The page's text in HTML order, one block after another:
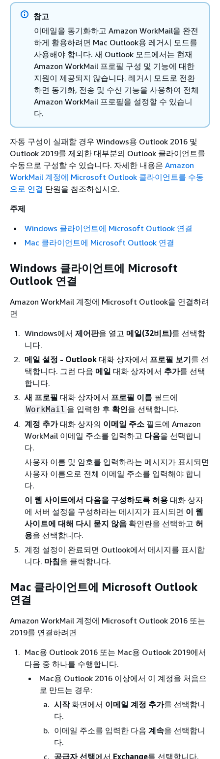
참고
이메일을 동기화하고 Amazon WorkMail을 완전
하게 활용하려면 Mac Outlook용 레거시 모드를
사용해야 합니다. 새 Outlook 모드에서는 현재
Amazon WorkMail 프로필 구성 및 기능에 대한
지원이 제공되지 않습니다. 레거시 모드로 전환
하면 동기화, 전송 및 수신 기능을 사용하여 전체
Amazon WorkMail 프로필을 설정할 수 있습니
다.
자동 구성이 실패할 경우 Windows용 Outlook 2016 및
Outlook 2019를 제외한 대부분의 Outlook 클라이언트를
수동으로 구성할 수 있습니다. 자세한 내용은 Amazon
WorkMail 계정에 Microsoft Outlook 클라이언트를 수동
으로 연결 단원을 참조하십시오.
주제
Windows 클라이언트에 Microsoft Outlook 연결
Mac 클라이언트에 Microsoft Outlook 연결
Windows 클라이언트에 Microsoft
Outlook 연결
Amazon WorkMail 계정에 Microsoft Outlook을 연결하려
면
Windows에서 제어판을 열고 메일(32비트)를 선택합
니다.
메일 설정 - Outlook 대화 상자에서 프로필 보기를 선
택합니다. 그런 다음 메일 대화 상자에서 추가를 선택
합니다.
새 프로필 대화 상자에서 프로필 이름 필드에
WorkMail 을 입력한 후 확인을 선택합니다.
계정 추가대화 상자의 이메일 주소 필드에 Amazon
WorkMail 이메일 주소를 입력하고 다음을 선택합니
다.
사용자 이름 및 암호를 입력하라는 메시지가 표시되면
사용자 이름으로 전체 이메일 주소를 입력해야 합니
다.
이 웹 사이트에서 다음을 구성하도록 허용 대화 상자
에 서버 설정을 구성하라는 메시지가 표시되면 이 웹
사이트에 대해 다시 묻지 않음 확인란을 선택하고 허
용을 선택합니다.
계정 설정이 완료되면 Outlook에서 메시지를 표시합
니다. 마침을 클릭합니다.
Mac 클라이언트에 Microsoft Outlook
연결
Amazon WorkMail 계정에 Microsoft Outlook 2016 또는
2019를 연결하려면
Mac용 Outlook 2016 또는 Mac용 Outlook 2019에서
다음 중 하나를 수행합니다.
Mac용 Outlook 2016 이상에서 이 계정을 처음으
로 만드는 경우:
시작화면에서 이메일 계정 추가를 선택합니
다.
이메일 주소를 입력한 다음 계속을 선택합니
다.
공급자 선택에서 Exchange를 선택합니다.